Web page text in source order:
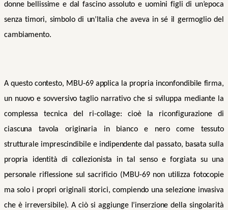
donne bellissime e dal fascino assoluto e uomini figli di un’epoca
senza timori, simbolo di un’Italia che aveva in sé il germoglio del
cambiamento.
A questo contesto, MBU-69 applica la propria inconfondibile firma,
un nuovo e sovversivo taglio narrativo che si sviluppa mediante la
complessa tecnica del ri-collage: cioè la riconfigurazione di
ciascuna tavola originaria in bianco e nero come tessuto
strutturale imprescindibile e indipendente dal passato, basata sulla
propria identità di collezionista in tal senso e forgiata su una
personale riflessione sul sacrificio (MBU-69 non utilizza fotocopie
ma solo i propri originali storici, compiendo una selezione invasiva
che è irreversibile). A ciò si aggiunge l’inserzione della singolarità